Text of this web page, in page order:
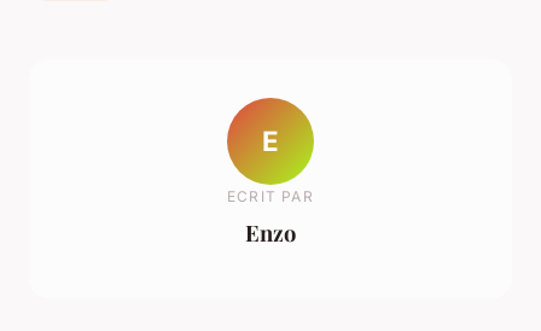
E
ECRIT PAR
Enzo